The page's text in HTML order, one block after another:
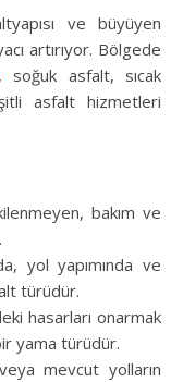
ve büyüyen
artırıyor. Bölgede
soğuk asfalt, sıcak
asfalt hizmetleri
bakım ve
yol yapımında ve
türüdür.
hasarları onarmak
yama türüdür.
mevcut yolların